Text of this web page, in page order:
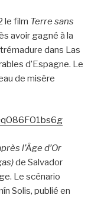
le film Terre sans
avoir gagné à la
dans Las
d’Espagne. Le
de misère
l’Âge d’Or
de Salvador
Le scénario
Solis, publié en